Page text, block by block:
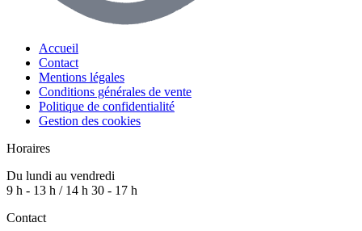
Accueil
Contact
Mentions légales
Conditions générales de vente
Politique de confidentialité
Gestion des cookies
Horaires
Du lundi au vendredi
9 h - 13 h / 14 h 30 - 17 h
Contact